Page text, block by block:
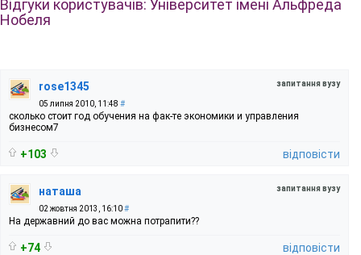
Відгуки користувачів: Університет імені Альфреда
Нобеля
запитання вузу
rose1345
05 липня 2010, 11:48 #
сколько стоит год обучения на фак-те экономики и управления
бизнесом7
+103 відповісти
запитання вузу
наташа
02 жовтня 2013, 16:10#
На державний до вас можна потрапити??
+74 відповісти